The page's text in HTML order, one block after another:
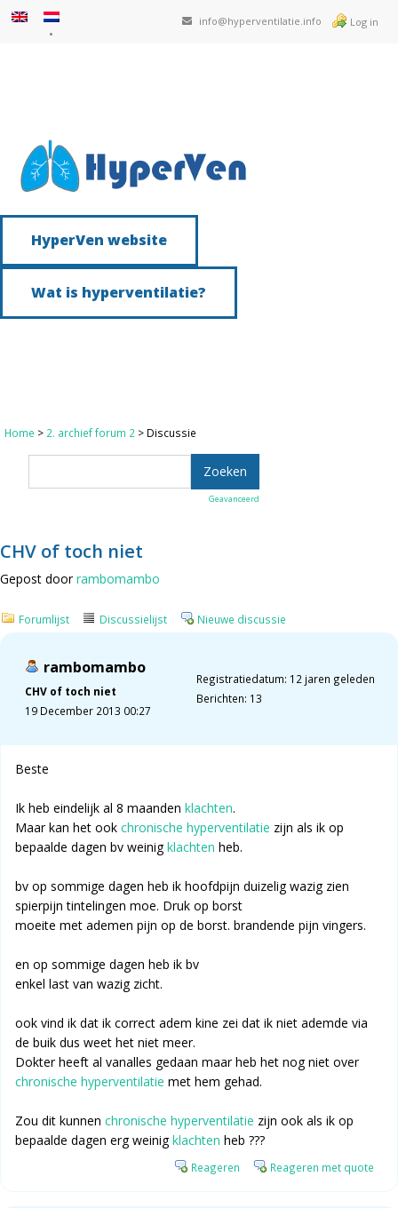
info@hyperventilatie.info Log in
HyperVen website
Wat is hyperventilatie?
Home > 2. archief forum 2 > Discussie
Geavanceerd
CHV of toch niet
Gepost doorrambomambo
Forumlijst Discussielijst Nieuwe discussie
rambomambo
CHV of toch niet
19 December 2013 00:27
Registratiedatum: 12 jaren geleden
Berichten: 13
Beste
Ik heb eindelijk al 8 maanden klachten.
Maar kan het ook chronische hyperventilatie zijn als ik op
bepaalde dagen bv weinigklachten heb.
bv op sommige dagen heb ik hoofdpijn duizelig wazig zien
spierpijn tintelingen moe. Druk op borst
moeite met ademen pijn op de borst. brandende pijn vingers.
en op sommige dagen heb ik bv
enkel last van wazig zicht.
ook vind ik dat ik correct adem kine zei dat ik niet ademde via
de buik dus weet het niet meer.
Dokter heeft al vanalles gedaan maar heb het nog niet over
chronische hyperventilatie met hem gehad.
Zou dit kunnen chronische hyperventilatie zijn ook als ik op
bepaalde dagen erg weinigklachten heb ???
Reageren Reageren met quote